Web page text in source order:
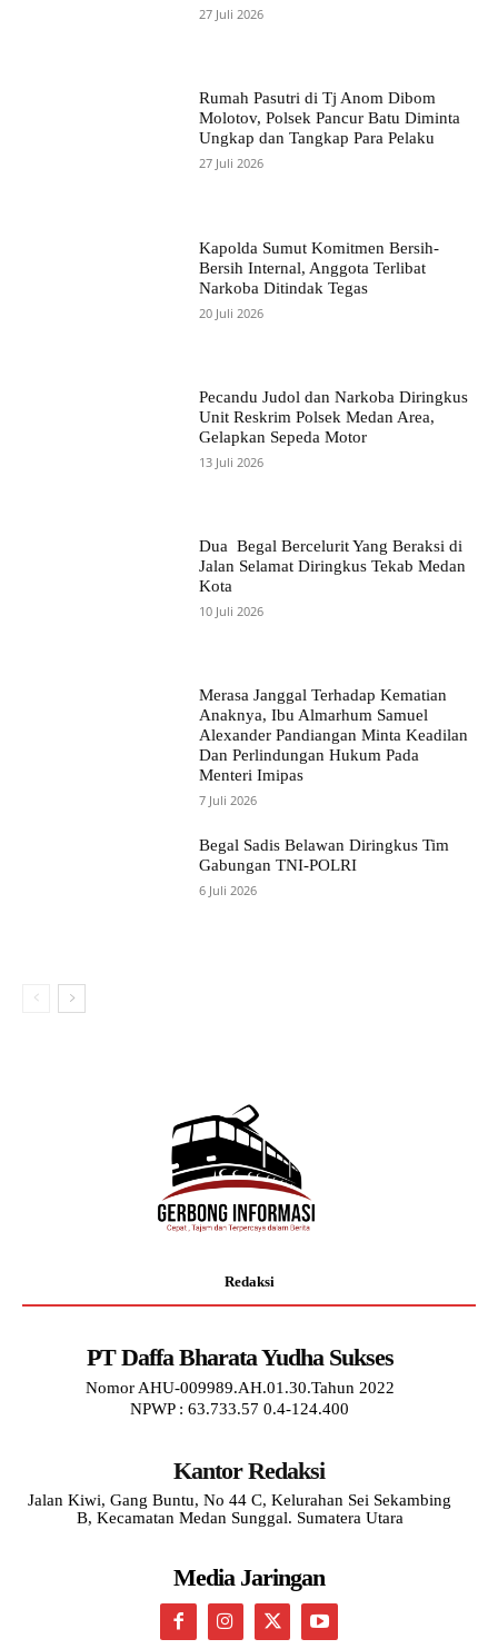
27 Juli 2026
Rumah Pasutri di Tj Anom Dibom
Molotov, Polsek Pancur Batu Diminta
Ungkap dan Tangkap Para Pelaku
27 Juli 2026
Kapolda Sumut Komitmen Bersih-
Bersih Internal, Anggota Terlibat
Narkoba Ditindak Tegas
20 Juli 2026
Pecandu Judol dan Narkoba Diringkus
Unit Reskrim Polsek Medan Area,
Gelapkan Sepeda Motor
13 Juli 2026
Dua Begal Bercelurit Yang Beraksi di
Jalan Selamat Diringkus Tekab Medan
Kota
10 Juli 2026
Merasa Janggal Terhadap Kematian
Anaknya, Ibu Almarhum Samuel
Alexander Pandiangan Minta Keadilan
Dan Perlindungan Hukum Pada
Menteri Imipas
7 Juli 2026
Begal Sadis Belawan Diringkus Tim
Gabungan TNI-POLRI
6 Juli 2026
Redaksi
PT Daffa Bharata Yudha Sukses
Nomor AHU-009989.AH.01.30.Tahun 2022
NPWP : 63.733.57 0.4-124.400
Kantor Redaksi
Jalan Kiwi, Gang Buntu, No 44 C, Kelurahan Sei Sekambing
B, Kecamatan Medan Sunggal. Sumatera Utara
Media Jaringan